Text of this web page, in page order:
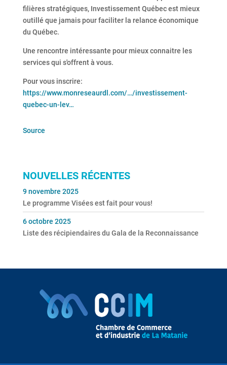
filières stratégiques, Investissement Québec est mieux
outillé que jamais pour faciliter la relance économique
du Québec.
Une rencontre intéressante pour mieux connaitre les
services qui s'offrent à vous.
Pour vous inscrire:
https://www.monreseaurdl.com/…/investissement-
quebec-un-lev…
Source
NOUVELLES RÉCENTES
Le programme Visées est fait pour vous!
9 novembre 2025
Liste des récipiendaires du Gala de la Reconnaissance
6 octobre 2025